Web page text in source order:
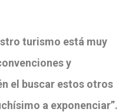
turismo está muy
y
el buscar estos otros
a exponenciar”.